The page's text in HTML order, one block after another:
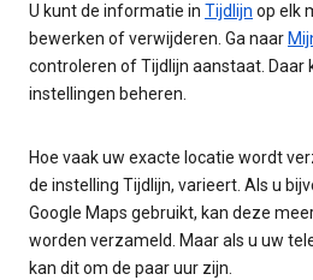
U kunt de informatie in Tijdlijn op elk
bewerken of verwijderen. Ga naar
controleren of Tijdlijn aanstaat. Daar
instellingen beheren.
Hoe vaak uw exacte locatie wordt
de instelling Tijdlijn, varieert. Als u
Google Maps gebruikt, kan deze
worden verzameld. Maar als u uw
kan dit om de paar uur zijn.